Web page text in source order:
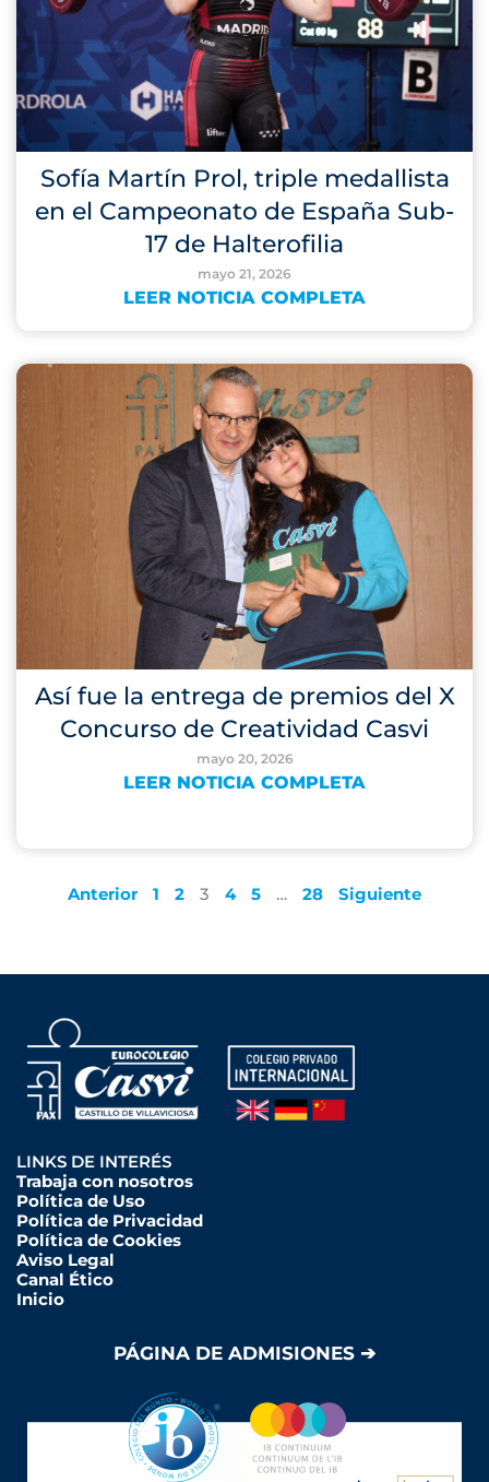
Sofía Martín Prol, triple medallista
en el Campeonato de España Sub-
17 de Halterofilia
mayo 21, 2026
LEER NOTICIA COMPLETA
Así fue la entrega de premios del X
Concurso de Creatividad Casvi
mayo 20, 2026
LEER NOTICIA COMPLETA
Anterior 1 2 3 4 5 … 28 Siguiente
LINKS DE INTERÉS
Trabaja con nosotros
Política de Uso
Política de Privacidad
Política de Cookies
Aviso Legal
Canal Ético
Inicio
PÁGINA DE ADMISIONES ➔